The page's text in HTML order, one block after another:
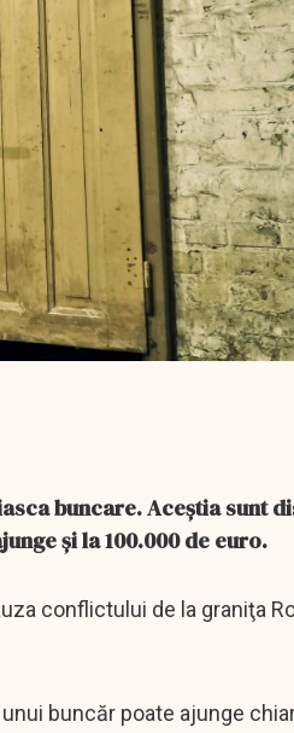
buncare. Aceştia sunt
şi la 100.000 de euro.
conflictului de la graniţa
buncăr poate ajunge